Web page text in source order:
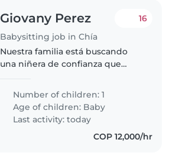
Giovany Perez
Babysitting job in Chía
16
Nuestra familia está buscando
una niñera de confianza que
meses de edad. Necesitamos
una niñera que se sienta cómoda
con las mascotas y que pueda..
Number of children: 1
Age of children: Baby
Last activity: today
COP 12,000/hr